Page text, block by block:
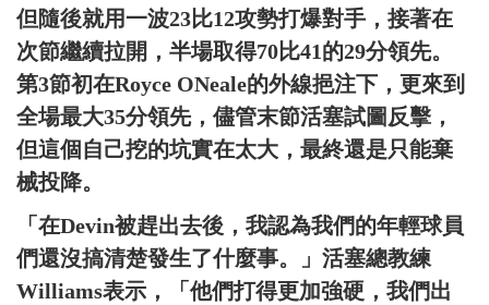
但隨後就用一波23比12攻勢打爆對手，接著在
次節繼續拉開，半場取得70比41的29分領先。
第3節初在Royce ONeale的外線挹注下，更來到
全場最大35分領先，儘管末節活塞試圖反擊，
但這個自己挖的坑實在太大，最終還是只能棄
械投降。
「在Devin被趕出去後，我認為我們的年輕球員
們還沒搞清楚發生了什麼事。」活塞總教練
Williams表示，「他們打得更加強硬，我們出